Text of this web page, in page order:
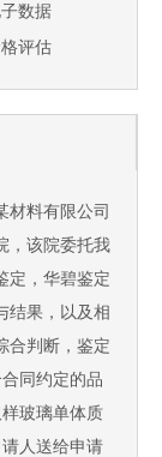
数据
评估
材料有限公司
，该院委托我
定，华碧鉴定
结果，以及相
合判断，鉴定
同约定的品
玻璃单体质
人送给申请